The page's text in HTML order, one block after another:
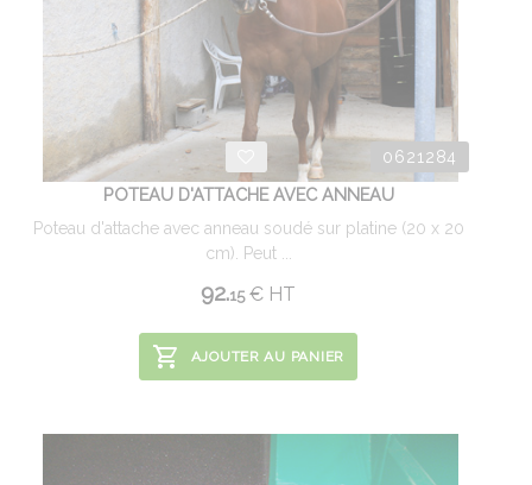
0621284
POTEAU D'ATTACHE AVEC ANNEAU
Poteau d'attache avec anneau soudé sur platine (20 x 20
cm). Peut ...
92.15 € HT
AJOUTER AU PANIER